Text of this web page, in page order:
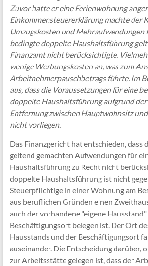
Zuvor hatte er eine Ferienwohnung
Einkommensteuererklärung machte der
Umzugskosten und Mehraufwendungen
bedingte doppelte Haushaltsführung
Finanzamt nicht berücksichtigte.
wenige Werbungskosten an, was zum
Arbeitnehmerpauschbetrags führte. Im
aus, dass die Voraussetzungen für eine
doppelte Haushaltsführung aufgrund
Entfernung zwischen Hauptwohnsitz
nicht vorliegen.
Das Finanzgericht hat entschieden, dass
geltend gemachten Aufwendungen für
Haushaltsführung zu Recht nicht
doppelte Haushaltsführung ist nicht
Steuerpflichtige in einer Wohnung am
aus beruflichen Gründen einen
auch der vorhandene "eigene Hausstand"
Beschäftigungsort belegen ist. Der Ort
Hausstands und der Beschäftigungsort
auseinander. Die Entscheidung darüber,
zur Arbeitsstätte gelegen ist, dass der